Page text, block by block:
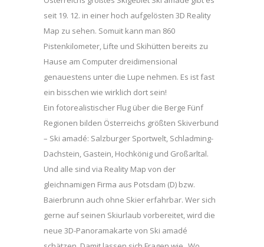
seit 19. 12. in einer hoch aufgelösten 3D Reality
Map zu sehen. Somuit kann man 860
Pistenkilometer, Lifte und Skihütten bereits zu
Hause am Computer dreidimensional
genauestens unter die Lupe nehmen. Es ist fast
ein bisschen wie wirklich dort sein!
Ein fotorealistischer Flug über die Berge Fünf
Regionen bilden Österreichs größten Skiverbund
– Ski amadé: Salzburger Sportwelt, Schladming-
Dachstein, Gastein, Hochkönig und Großarltal.
Und alle sind via Reality Map von der
gleichnamigen Firma aus Potsdam (D) bzw.
Baierbrunn auch ohne Skier erfahrbar. Wer sich
gerne auf seinen Skiurlaub vorbereitet, wird die
neue 3D-Panoramakarte von Ski amadé